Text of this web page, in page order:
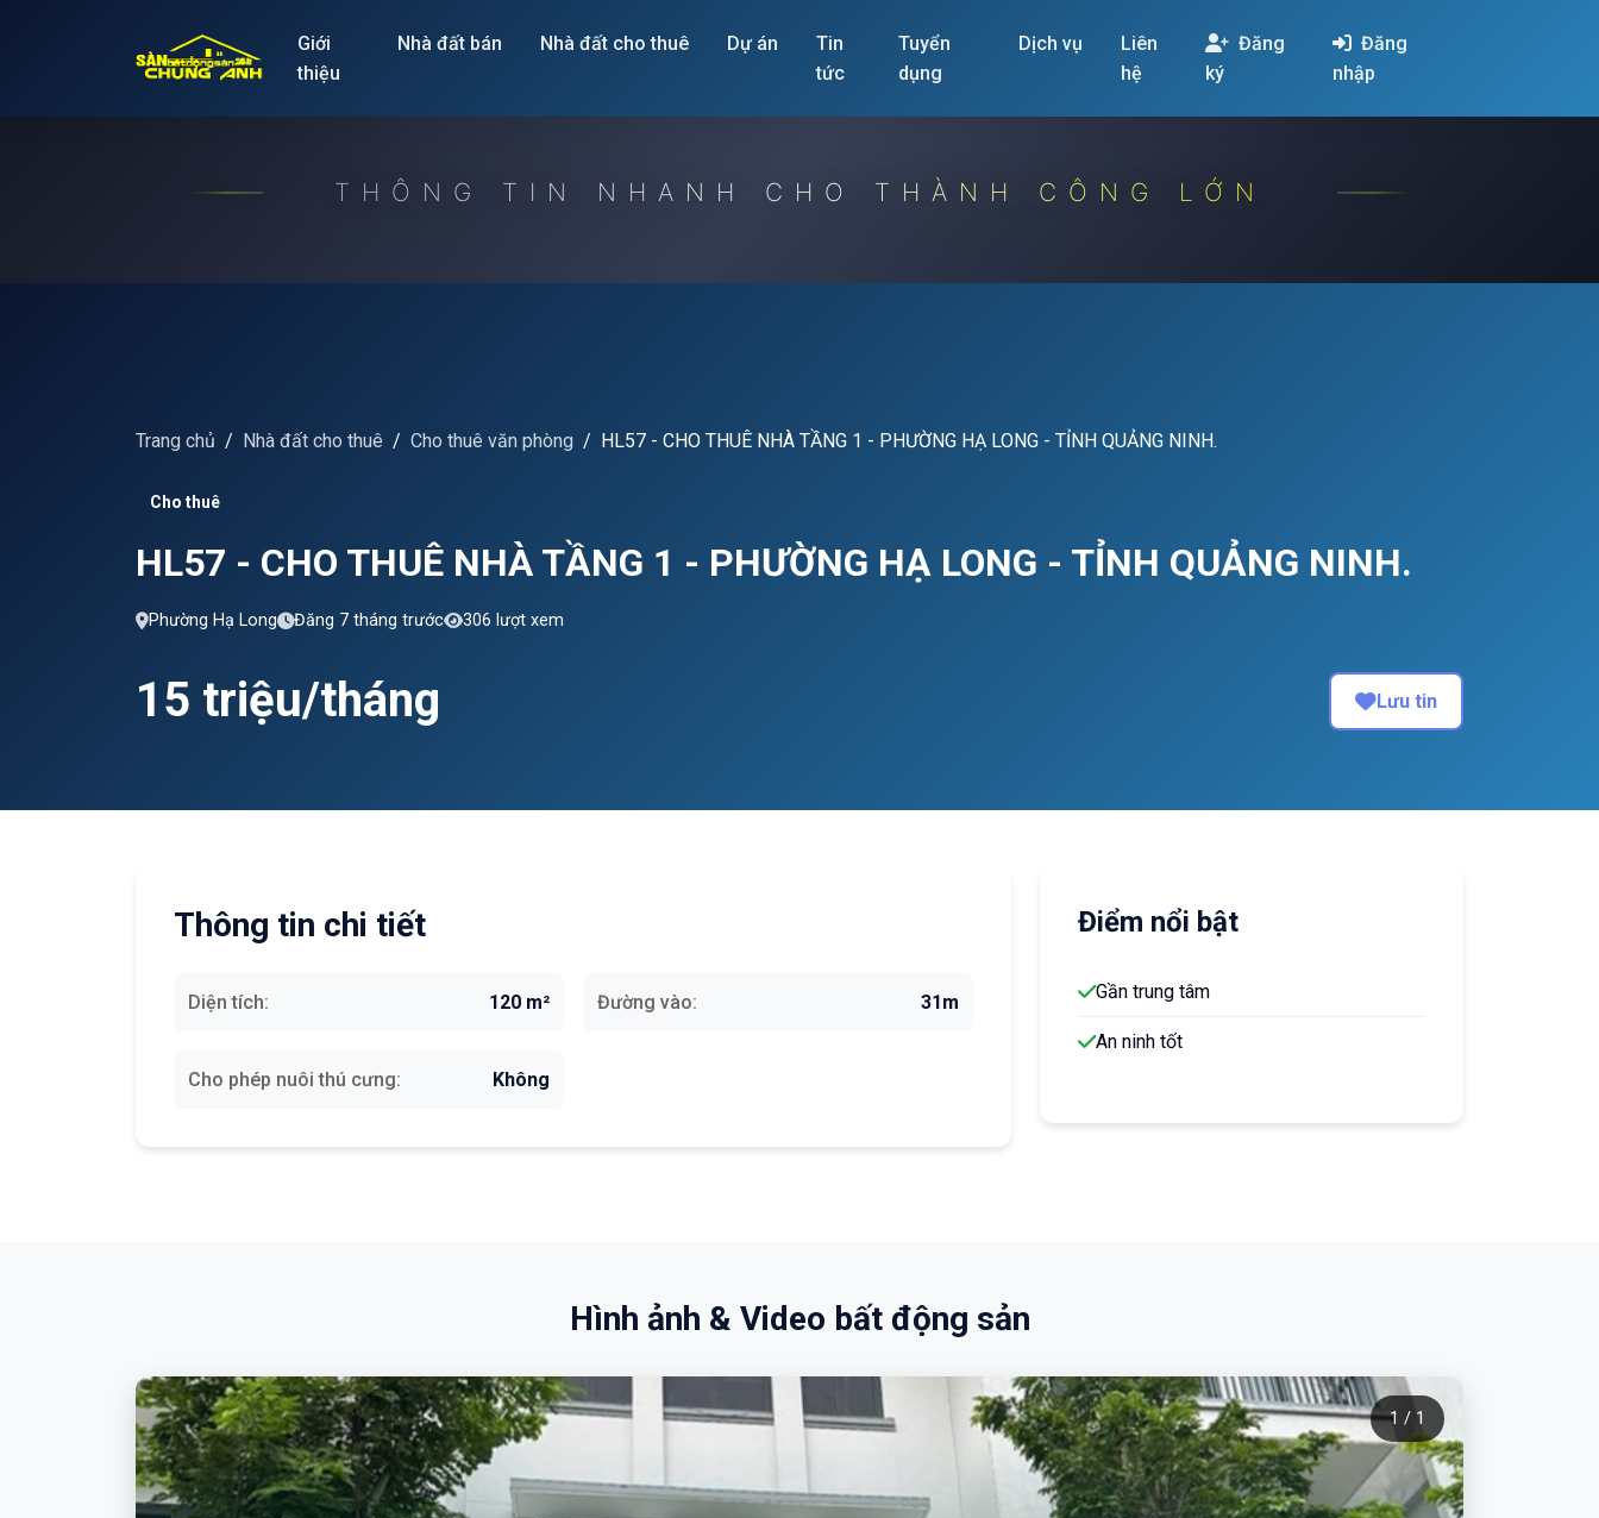
Giới
thiệu
Nhà đất bán Nhà đất cho thuê Dự án
Tin
tức
Tuyển
dụng
Dịch vụ
Liên
hệ
Đăng
ký
Đăng
nhập
THÔNG TIN NHANH CHO THÀNH CÔNG LỚN
Trang chủ Nhà đất cho thuê Cho thuê văn phòng HL57 - CHO THUÊ NHÀ TẦNG 1 - PHƯỜNG HẠ LONG - TỈNH QUẢNG NINH.
Cho thuê
HL57 - CHO THUÊ NHÀ TẦNG 1 - PHƯỜNG HẠ LONG - TỈNH QUẢNG NINH.
Phường Hạ Long Đăng 7 tháng trước 306 lượt xem
15 triệu/tháng Lưu tin
Thông tin chi tiết
Diện tích: 120 m² Đường vào: 31m
Cho phép nuôi thú cưng: Không
Điểm nổi bật
Gần trung tâm
An ninh tốt
Hình ảnh & Video bất động sản
1 / 1